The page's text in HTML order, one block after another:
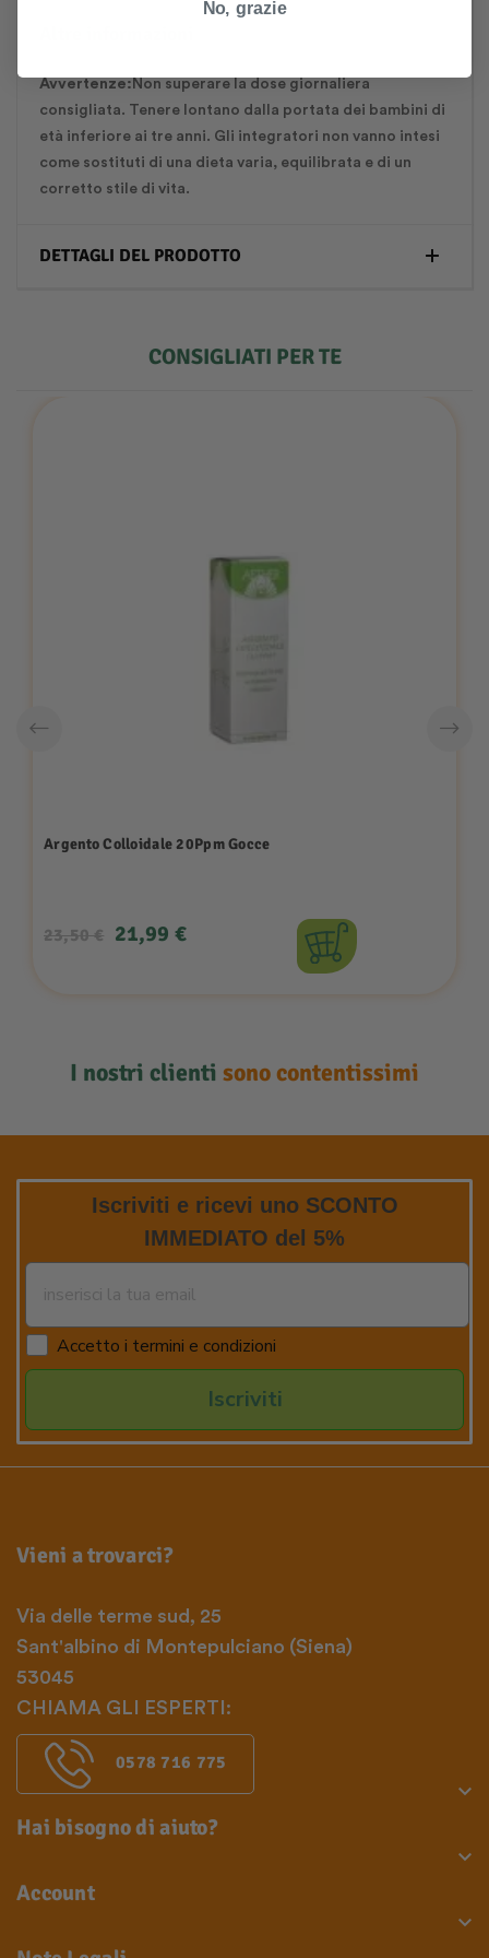
Avvertenze: Non superare la dose giornaliera
consigliata. Tenere lontano dalla portata dei bambini di
età inferiore ai tre anni. Gli integratori non vanno intesi
come sostituti di una dieta varia, equilibrata e di un
corretto stile di vita.
DETTAGLI DEL PRODOTTO
CONSIGLIATI PER TE
Argento Colloidale 20Ppm Gocce
Prezzo
23,50 € Prezzo
21,99 €
I nostri clienti sono contentissimi
Iscriviti e ricevi uno SCONTO
IMMEDIATO del 5%
Accetto i termini e condizioni
Iscriviti
Vieni a trovarci?
Via delle terme sud, 25
Sant'albino di Montepulciano (Siena)
53045
CHIAMA GLI ESPERTI:
0578 716 775
Hai bisogno di aiuto?

Account


No, grazie